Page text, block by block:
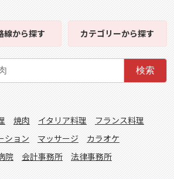
線から探す カテゴリーから探す
検索
焼肉 イタリア料理
フランス料理
ション マッサージ
カラオケ
院 会計事務所 法律事務所